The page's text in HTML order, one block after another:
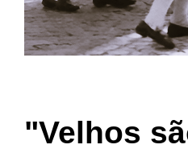
"Velhos